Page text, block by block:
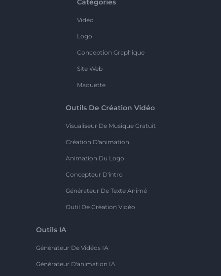
Catégories
Vidéo
Logo
Conception Graphique
Site Web
Maquette
Outils De Création Vidéo
Visualiseur De Musique Gratuit
Création D'animation
Animation Du Logo
Concepteur D'intro
Générateur De Texte Animé
Outil De Création Vidéo
Outils IA
Générateur De Vidéos IA
Générateur D'animation IA